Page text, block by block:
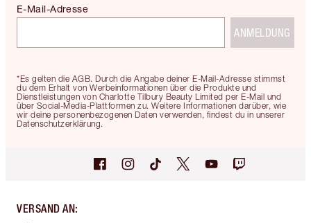
*Es gelten die AGB. Durch die Angabe deiner E-Mail-Adresse stimmst
du dem Erhalt von Werbeinformationen über die Produkte und
Dienstleistungen von Charlotte Tilbury Beauty Limited per E-Mail und
über Social-Media-Plattformen zu. Weitere Informationen darüber, wie
wir deine personenbezogenen Daten verwenden, findest du in unserer
Datenschutzerklärung.
E-Mail-Adresse
ANMELDUNG
VERSAND AN: